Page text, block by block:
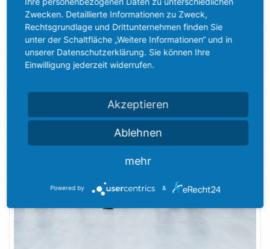
So beliebt ist das Internet bei Arbeitssuchenden Schon seit
mehreren Jahren erfährt die bestehende Arbeitswelt einen
auffälligen Wandel. Denn neben technischem Fortschritt und[]
25. Mai 2023
Zwecken. Detaillierte Informationen zu Zweck,
Rechtsgrundlage und Drittunternehmen finden Sie
unter der Schaltfläche „Weitere Informationen“ und in
unserer Datenschutzerklärung. Sie können Ihre
Einwilligung jederzeit widerrufen.
Akzeptieren
Ablehnen
mehr
Powered by &